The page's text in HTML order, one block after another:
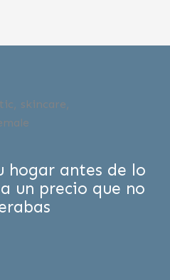
hogar antes de lo
un precio que no